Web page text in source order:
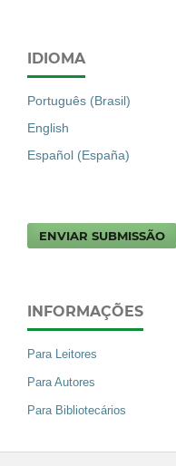
IDIOMA
Português (Brasil)
English
Español (España)
ENVIAR SUBMISSÃO
INFORMAÇÕES
Para Leitores
Para Autores
Para Bibliotecários